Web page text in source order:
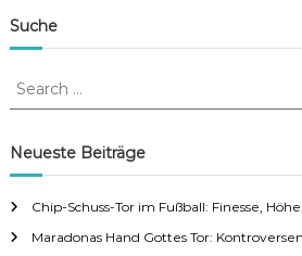
Suche
S
r
c
f
o
Neueste Beiträge
Chip-Schuss-Tor im Fußball: Finesse,
Maradonas Hand Gottes Tor: